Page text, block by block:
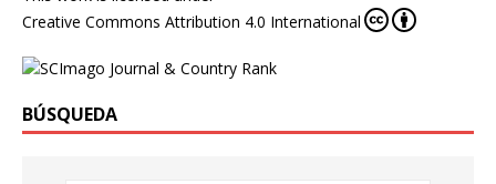
Creative Commons Attribution 4.0 International
BÚSQUEDA